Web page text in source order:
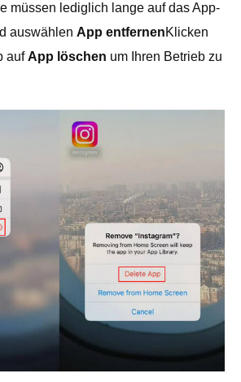
müssen lediglich lange auf das App-
auswählen App entfernenKlicken
aufApp löschen um Ihren Betrieb zu